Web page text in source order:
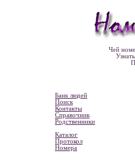
Чей
Банк людей
Поиск
Контакты
Справочник
Родственники
Каталог
Протокол
Номера